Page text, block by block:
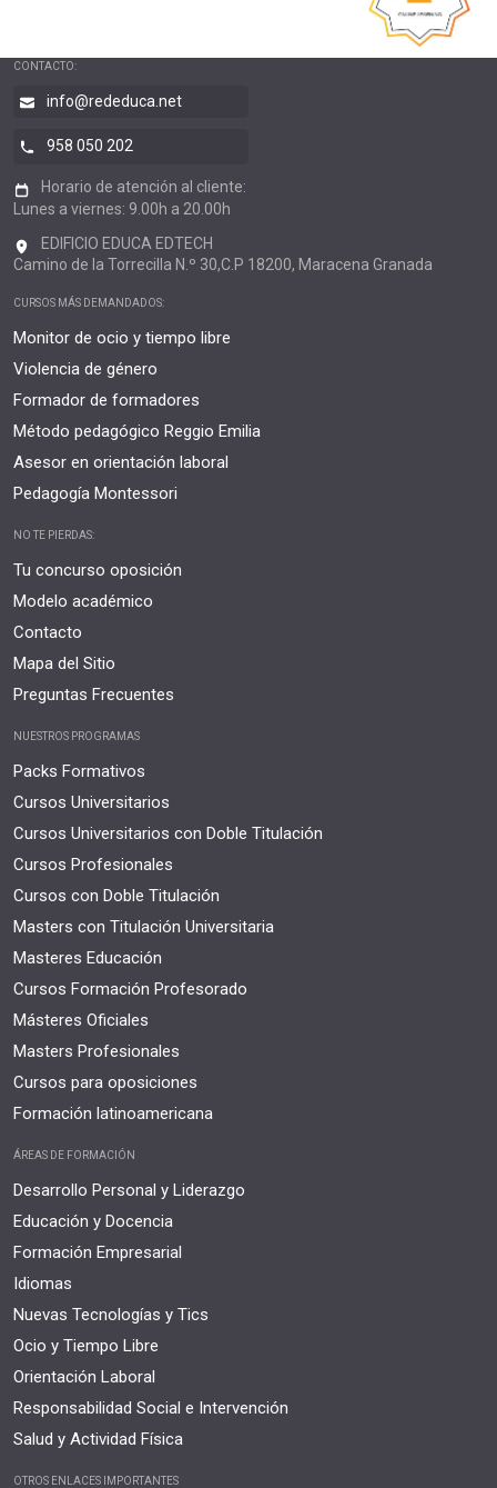
CONTACTO:
info@rededuca.net
958 050 202
Horario de atención al cliente:
Lunes a viernes: 9.00h a 20.00h
EDIFICIO EDUCA EDTECH
Camino de la Torrecilla N.º 30,C.P 18200, Maracena Granada
CURSOS MÁS DEMANDADOS:
Monitor de ocio y tiempo libre
Violencia de género
Formador de formadores
Método pedagógico Reggio Emilia
Asesor en orientación laboral
Pedagogía Montessori
NO TE PIERDAS:
Tu concurso oposición
Modelo académico
Contacto
Mapa del Sitio
Preguntas Frecuentes
NUESTROS PROGRAMAS
Packs Formativos
Cursos Universitarios
Cursos Universitarios con Doble Titulación
Cursos Profesionales
Cursos con Doble Titulación
Masters con Titulación Universitaria
Masteres Educación
Cursos Formación Profesorado
Másteres Oficiales
Masters Profesionales
Cursos para oposiciones
Formación latinoamericana
ÁREAS DE FORMACIÓN
Desarrollo Personal y Liderazgo
Educación y Docencia
Formación Empresarial
Idiomas
Nuevas Tecnologías y Tics
Ocio y Tiempo Libre
Orientación Laboral
Responsabilidad Social e Intervención
Salud y Actividad Física
OTROS ENLACES IMPORTANTES